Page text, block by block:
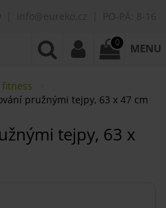
0 MENU
pružnými tejpy, 63 x 47 cm
tejpy, 63 x